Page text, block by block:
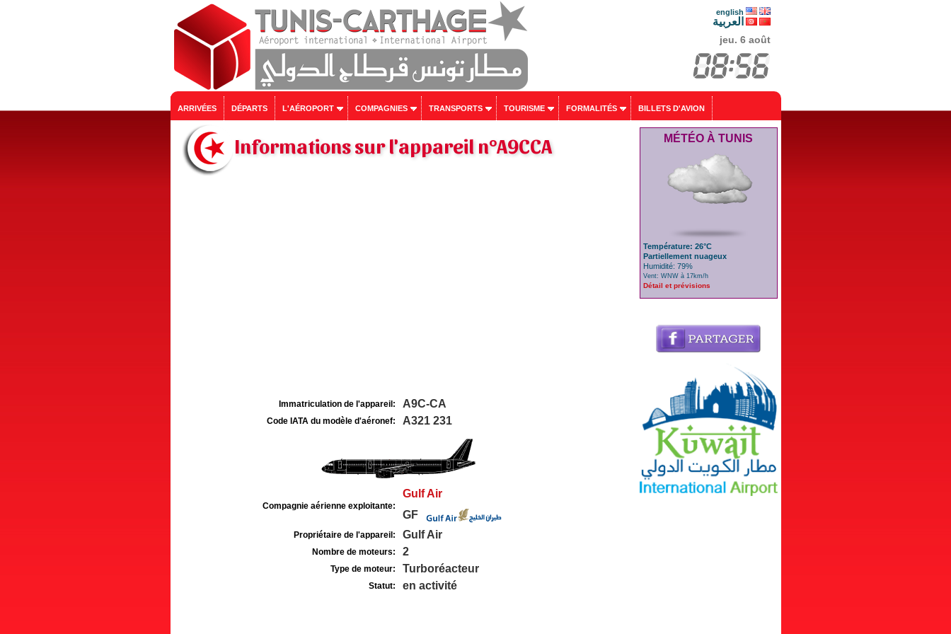
english
العربية
jeu. 6 août
ARRIVÉES DÉPARTS L'AÉROPORT COMPAGNIES TRANSPORTS TOURISME FORMALITÉS BILLETS D'AVION
Informations sur l'appareil n°A9CCA
Immatriculation de l'appareil: A9C-CA
Code IATA du modèle d'aéronef: A321 231
Compagnie aérienne exploitante:
Gulf Air
GF
Propriétaire de l'appareil: Gulf Air
Nombre de moteurs: 2
Type de moteur: Turboréacteur
Statut: en activité
MÉTÉO À TUNIS
Température: 26°C
Partiellement nuageux
Humidité: 79%
Vent: WNW à 17km/h
Détail et prévisions